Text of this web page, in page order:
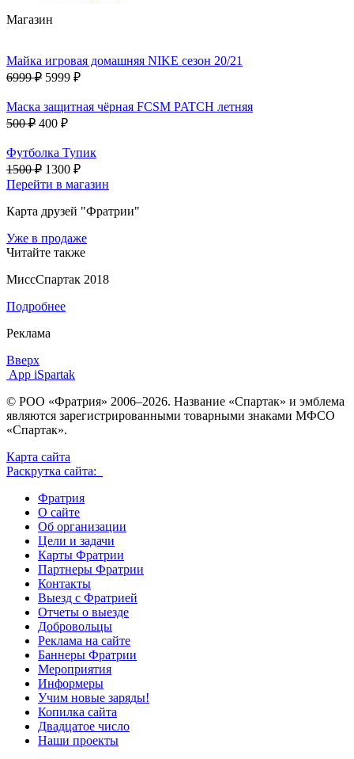
Магазин
Майка игровая домашняя NIKE сезон 20/21
6999 ₽ 5999 ₽
Маска защитная чёрная FCSM PATCH летняя
500 ₽ 400 ₽
Футболка Тупик
1500 ₽ 1300 ₽
Перейти в магазин
Карта друзей "Фратрии"
Уже в продаже
Читайте также
МиссСпартак 2018
Подробнее
Реклама
Вверх
App iSpartak
© РОО «Фратрия» 2006–2026. Название «Спартак» и эмблема
являются зарегистрированными товарными знаками МФСО
«Спартак».
Карта сайта
Раскрутка сайта:
Фратрия
О сайте
Об организации
Цели и задачи
Карты Фратрии
Партнеры Фратрии
Контакты
Выезд с Фратрией
Отчеты о выезде
Добровольцы
Реклама на сайте
Баннеры Фратрии
Мероприятия
Информеры
Учим новые заряды!
Копилка сайта
Двадцатое число
Наши проекты